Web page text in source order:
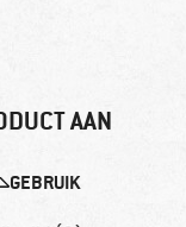
AAN
GEBRUIK